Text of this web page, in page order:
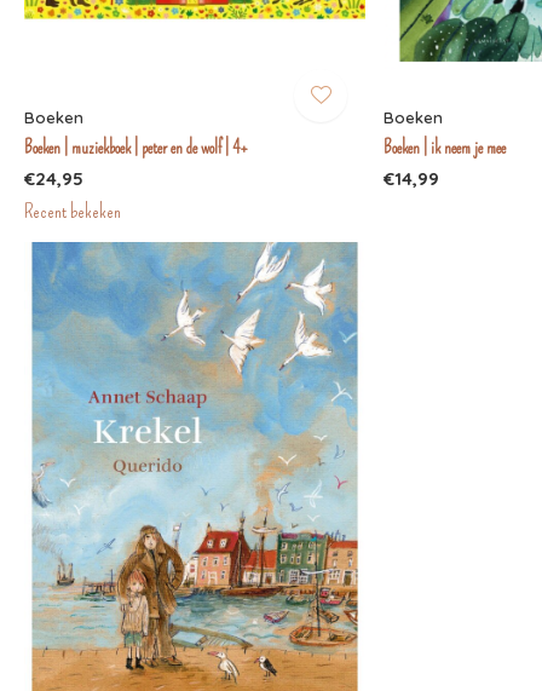
Boeken
Boeken | muziekboek | peter en de wolf | 4+
€24,95
Boeken
Boeken | ik neem je mee
€14,99
Recent bekeken